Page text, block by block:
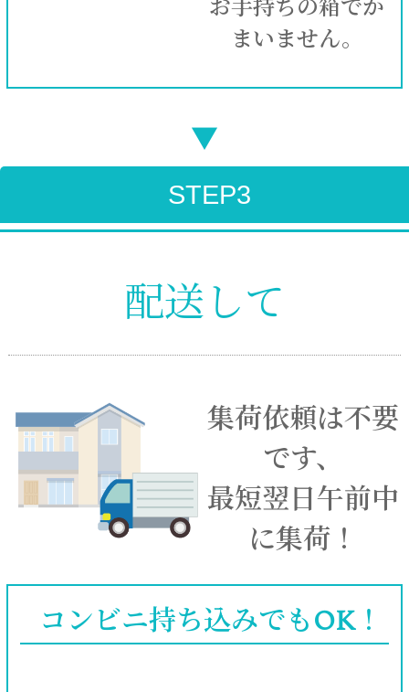
まいません。
▼
STEP3
配送して
集荷依頼は不要
です、
最短翌日午前中
に集荷！
コンビニ持ち込みでもOK！